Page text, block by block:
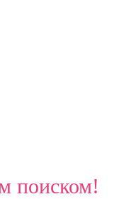
поиском!